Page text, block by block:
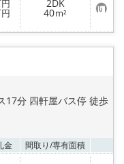
2DK
40m² お
気
に
り
17分 四軒屋バス停 徒歩
金 間取り/専有面積